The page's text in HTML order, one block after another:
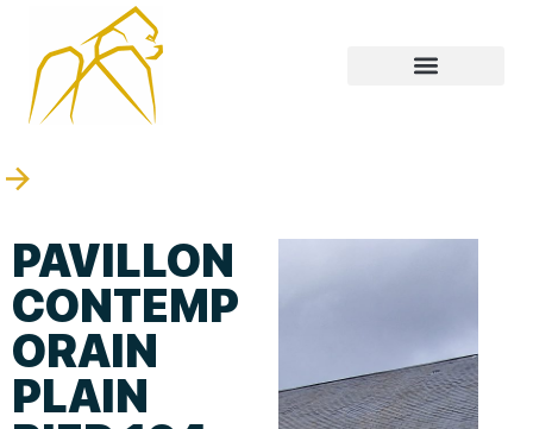
PAVILLON
CONTEMP
ORAIN
PLAIN